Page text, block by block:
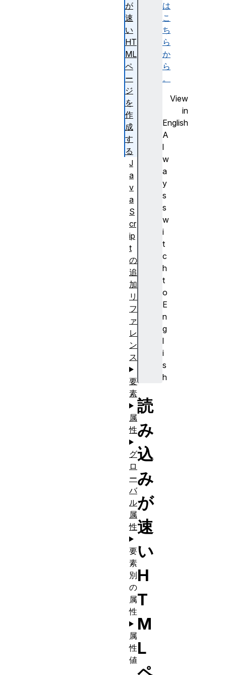
は
こ
ち
ら
か
ら
。
View
in
English
A
l
w
a
y
s
s
w
i
t
c
h
t
o
E
n
g
l
i
s
h
読
み
込
み
が
速
い
H
T
M
L
が
速
い
HT
ML
ペ
ー
ジ
を
作
成
す
る
J
a
v
a
S
cr
ip
t
の
追
加
リ
フ
ァ
レ
ン
ス
要
素
属
性
グ
ロ
ー
バ
ル
属
性
要
素
別
の
属
性
属
性
値